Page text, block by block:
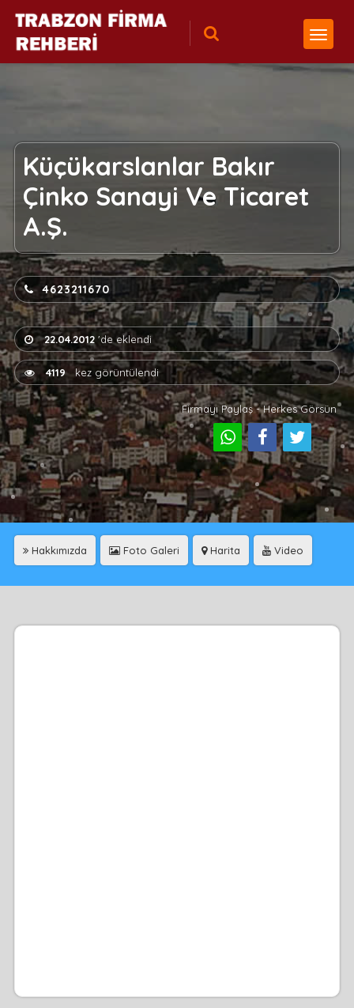
Küçükarslanlar Bakır
Çinko Sanayi Ve Ticaret
A.Ş.
4623211670
22.04.2012'de eklendi
4119kez görüntülendi
Firmayı Paylaş - Herkes Görsün
Hakkımızda Foto Galeri Harita Video